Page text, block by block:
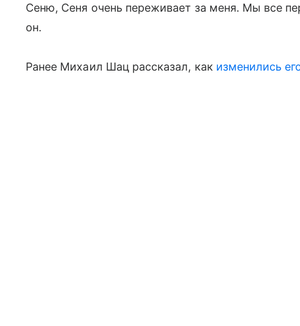
Сеню, Сеня очень переживает за меня. Мы все
он.
Ранее Михаил Шац рассказал, как изменились